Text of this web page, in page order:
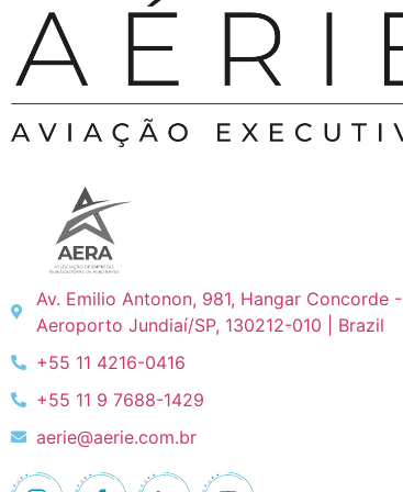
Av. Emilio Antonon, 981, Hangar Concorde -
Aeroporto Jundiaí/SP, 130212-010 | Brazil
+55 11 4216-0416
+55 11 9 7688-1429
aerie@aerie.com.br